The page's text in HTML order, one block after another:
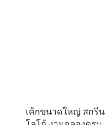
เค้กขนาดใหญ่ สกรีน